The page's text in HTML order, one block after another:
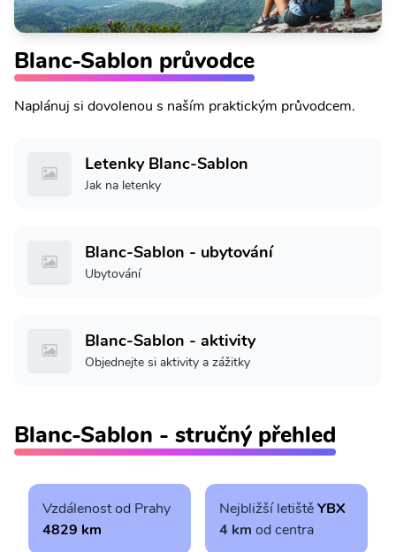
Blanc-Sablon průvodce
Naplánuj si dovolenou s naším praktickým průvodcem.
Letenky Blanc-Sablon
Jak na letenky
Blanc-Sablon - ubytování
Ubytování
Blanc-Sablon - aktivity
Objednejte si aktivity a zážitky
Blanc-Sablon - stručný přehled
Vzdálenost od Prahy
4829 km
Nejbližší letištěYBX
4 km od centra